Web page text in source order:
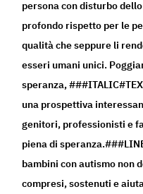
persona con disturbo
profondo rispetto per le
qualità che seppure li
esseri umani unici.
speranza,
una prospettiva
genitori, professionisti e
piena di
bambini con autismo non
compresi, sostenuti e